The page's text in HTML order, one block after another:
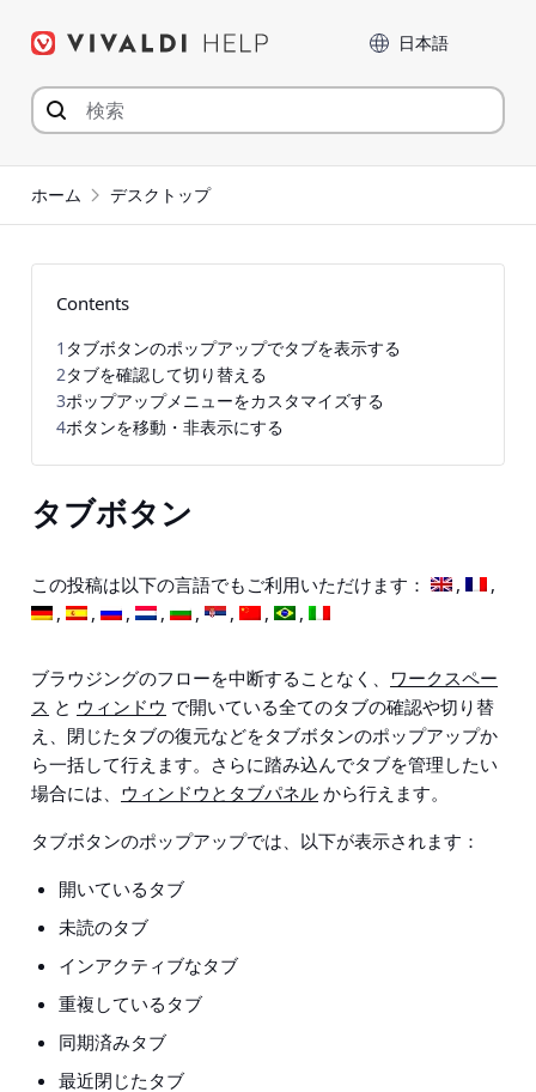
言語
ホーム デスクトップ
タブボタン
この投稿は以下の言語でもご利用いただけます：
ブラウジングのフローを中断することなく、 ワークスペー
ス と ウィンドウ で開いている全てのタブの確認や切り替
え、閉じたタブの復元などをタブボタンのポップアップか
ら一括して行えます。さらに踏み込んでタブを管理したい
場合には、 ウィンドウとタブパネル から行えます。
タブボタンのポップアップでは、以下が表示されます：
開いているタブ
未読のタブ
インアクティブなタブ
重複しているタブ
同期済みタブ
最近閉じたタブ
Contents
1 タブボタンのポップアップでタブを表示する
2タブを確認して切り替える
3ポップアップメニューをカスタマイズする
4ボタンを移動・非表示にする